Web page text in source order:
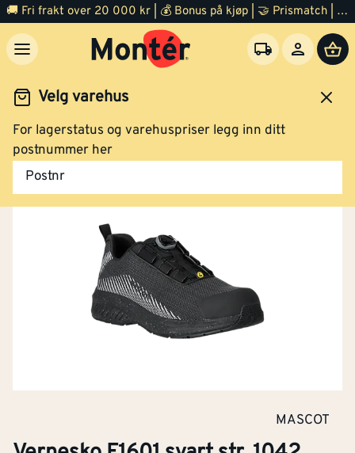
🚚 Fri frakt over 20 000 kr | 💰 Bonus på kjøp | 🤝 Prismatch | ⭐ 100% fornøyd garanti | 🏪 140 byggevarehus
Velg varehus
For lagerstatus og varehuspriser legg inn ditt
postnummer her
Postnr
Arbeidsklær og verneutstyr
MASCOT